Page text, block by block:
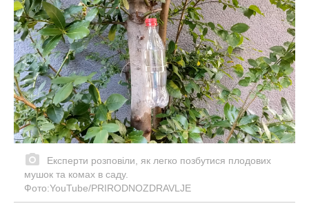
Експерти розповіли, як легко позбутися плодових
мушок та комах в саду.
Фото:YouTube/PRIRODNOZDRAVLJE